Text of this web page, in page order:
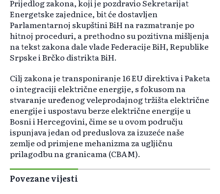
Prijedlog zakona, koji je pozdravio Sekretarijat
Energetske zajednice, bit će dostavljen
Parlamentarnoj skupštini BiH na razmatranje po
hitnoj proceduri, a prethodno su pozitivna mišljenja
na tekst zakona dale vlade Federacije BiH, Republike
Srpske i Brčko distrikta BiH.
Cilj zakona je transponiranje 16 EU direktiva i Paketa
o integraciji električne energije, s fokusom na
stvaranje uređenog veleprodajnog tržišta električne
energije i uspostavu berze električne energije u
Bosni i Hercegovini, čime se u ovom području
ispunjava jedan od preduslova za izuzeće naše
zemlje od primjene mehanizma za ugljičnu
prilagodbu na granicama (CBAM).
Povezane vijesti